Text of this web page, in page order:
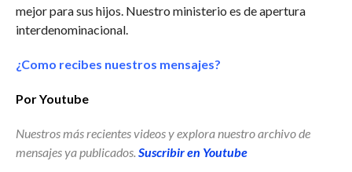
mejor para sus hijos. Nuestro ministerio es de apertura
interdenominacional.
¿Como recibes nuestros mensajes?
Por Youtube
Nuestros más recientes videos y explora nuestro archivo de
mensajes ya publicados. Suscribir en Youtube